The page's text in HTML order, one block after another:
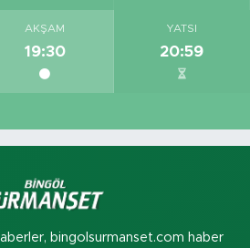
AKŞAM
19:30
YATSI
20:59
bingolsurmanset.com haber